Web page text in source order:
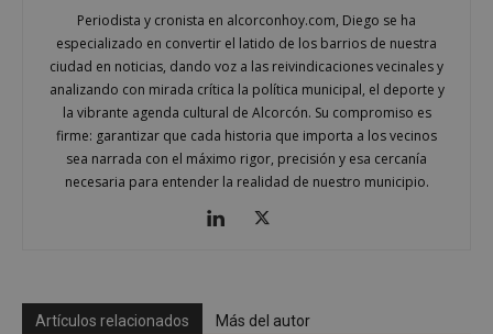
Periodista y cronista en alcorconhoy.com, Diego se ha
especializado en convertir el latido de los barrios de nuestra
ciudad en noticias, dando voz a las reivindicaciones vecinales y
analizando con mirada crítica la política municipal, el deporte y
la vibrante agenda cultural de Alcorcón. Su compromiso es
firme: garantizar que cada historia que importa a los vecinos
sea narrada con el máximo rigor, precisión y esa cercanía
necesaria para entender la realidad de nuestro municipio.
Artículos relacionados Más del autor
AWSALBCORS
Inc.
embed.bsky.app
1 semana